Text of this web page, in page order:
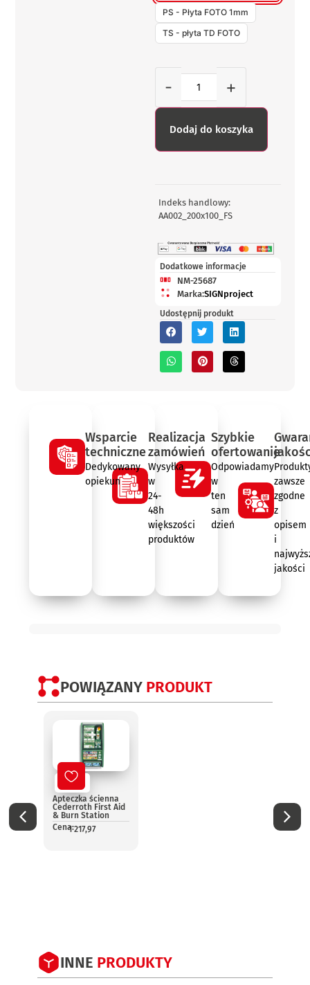
PS - Płyta FOTO 1mm
TS - płyta TD FOTO
- +
Dodaj do koszyka
Indeks handlowy:
AA002_200x100_FS
Dodatkowe informacje
NM-25687
Marka:SIGNproject
Udostępnij produkt
Wsparcie
techniczne
Dedykowany
opiekun
Realizacja
zamówień
Wysyłka
w
24-
48h
większości
produktów
Szybkie
ofertowanie
Odpowiadamy
w
ten
sam
dzień
zawsze
zgodne
z
opisem
i
jakości
POWIĄZANY PRODUKT
Nowy
Apteczka ścienna
Cederroth First Aid
& Burn Station
Cena:1 217,97
Cena:
INNE PRODUKTY